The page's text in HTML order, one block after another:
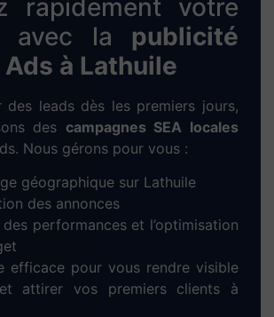
local, analyse de vos concurrents
d’une stratégie digitale
sur-mesure :Conception
graphique fidèle à votre
et à votre secteur d’activité à
.
WordPress :
de votre contenu,
technique et configuration
pour mobile/tablette.
& mise en ligne :
des performances et
du site.
& accompagnement :